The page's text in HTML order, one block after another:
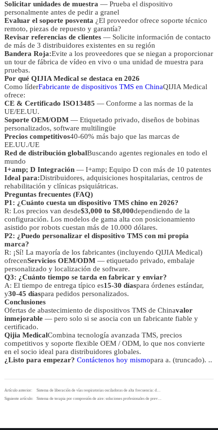
Solicitar unidades de muestra — Prueba el dispositivo
personalmente antes de pedir a granel
Evaluar el soporte posventa ¿El proveedor ofrece soporte técnico
remoto, piezas de repuesto y garantía?
Revisar referencias de clientes— Solicite información de contacto
de más de 3 distribuidores existentes en su región
Bandera Roja:Evite a los proveedores que se niegan a proporcionar
un tour de fábrica de vídeo en vivo o una unidad de muestra para
pruebas.
Por qué QIJIA Medical se destaca en 2026
Como líderFabricante de dispositivos TMS en ChinaQIJIA Medical
ofrece:
CE & Certificado ISO13485 — Conforme a las normas de la
UE/EE.UU.
Soporte OEM/ODM— Etiquetado privado, diseños de bobinas
personalizados, software multilingüe
Precios competitivos40-60% más bajo que las marcas de
EE.UU./UE
Red de distribución globalBuscando agentes regionales en todo el
mundo
I+amp; D Integración— I+amp; Equipo D con más de 10 patentes
Ideal para:Distribuidores, adquisiciones hospitalarias, centros de
rehabilitación y clínicas psiquiátricas.
Preguntas frecuentes (FAQ)
P1: ¿Cuánto cuesta un dispositivo TMS chino en 2026?
R: Los precios van desde$3,000 to $8,000dependiendo de la
configuración. Los modelos de gama alta con posicionamiento
asistido por robots cuestan más de 10.000 dólares.
P2: ¿Puedo personalizar el dispositivo TMS con mi propia
marca?
R: ¡Sí! La mayoría de los fabricantes (incluyendo QIJIA Medical)
ofrecenServicios OEM/ODM— etiquetado privado, embalaje
personalizado y localización de software.
Q3: ¿Cuánto tiempo se tarda en fabricar y enviar?
A: El tiempo de entrega típico es15-30 díaspara órdenes estándar,
y30-45 díaspara pedidos personalizados.
Conclusiones
Ofertas de abastecimiento de dispositivos TMS de Chinavalor
inmejorable— pero solo si se asocia con un fabricante fiable y
certificado.
Qijia MedicalCombina tecnología avanzada TMS, precios
competitivos y soporte flexible OEM / ODM, lo que nos convierte
en el socio ideal para distribuidores globales.
¿Listo para empezar? Contáctenos hoy mismopara a. (truncado). ..
Artículo anterior:
Siguiente artículo:
Sistema de terapia por compresión de aire: soluciones profesionales de prevención de la TVP Tendencias del mercado global | QIJIA